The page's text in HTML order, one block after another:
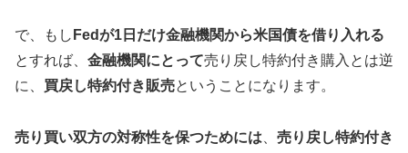
で、もし Fedが1日だけ金融機関から米国債を借り入れる
とすれば、 金融機関にとって売り戻し特約付き購入とは逆
に、 買戻し特約付き販売ということになります。
売り買い双方の対称性を保つためには
売り戻し特約付き